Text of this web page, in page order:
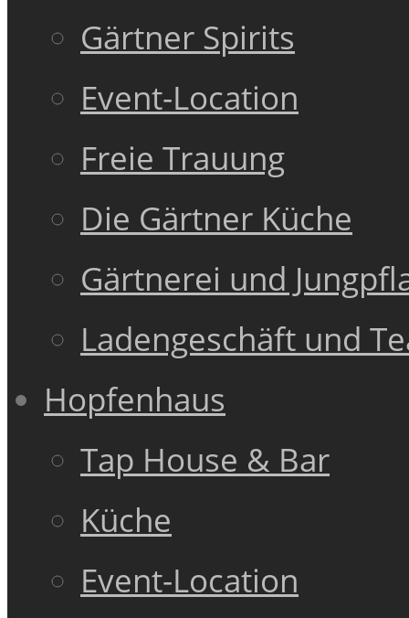
Gärtner Spirits
Event-Location
Freie Trauung
Die Gärtner Küche
Gärtnerei und
Ladengeschäft und
Hopfenhaus
Tap House & Bar
Küche
Event-Location